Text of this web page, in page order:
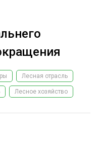
Лесная отрасль
Лесное хозяйство